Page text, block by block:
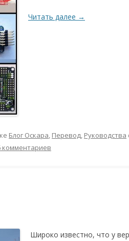
Читать далее →
Блог Оскара, Перевод, Руководства
комментариев
Широко известно, что у